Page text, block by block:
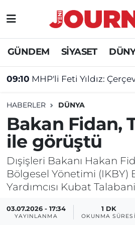
GÜNDEM SİYASET
09:10 MHP'li Feti Yıldız: Çerçeve Yasa gelecek
HABERLER DÜNYA
Bakan Fidan,
ile görüştü
Dışişleri Bakanı Hakan
Bölgesel Yönetimi (IKBY)
Yardımcısı Kubat
03.07.2026 - 17:34
YAYINLANMA
1 DK
OKUNMA SÜRESI
GÜNDEM
SİYASET
DÜNYA
EĞİTİM
ÖZEL HABER
Nöbetçi Eczaneler
Hava Durumu
Süper Lig Puan
Tüm Manşetler
Son Dakika Haberleri
Haber Arşivi